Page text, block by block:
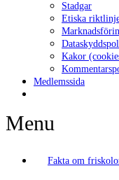
Stadgar
Etiska
Kakor
Medlemssida
Menu
Fakta om